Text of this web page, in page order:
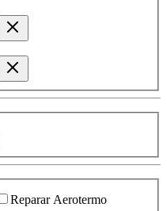
Reparar Aerotermo